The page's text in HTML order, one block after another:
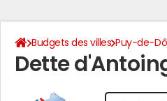
Budgets des villes Puy-de-
Dette